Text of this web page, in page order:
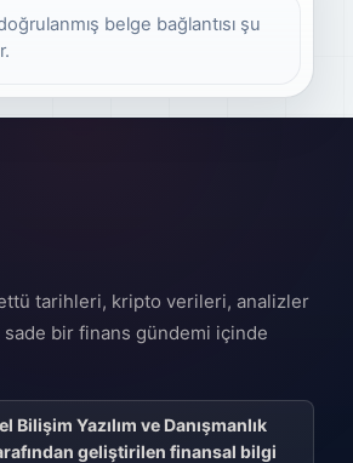
arzda kaç lot
edilen hisse senetleri,
belge bağlantısı şu
tarihleri, kripto verileri, analizler
sade bir finans gündemi içinde
Bilişim Yazılım ve Danışmanlık
geliştirilen finansal bilgi